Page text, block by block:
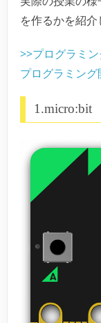
を作るかを紹介
>>プログラミ
プログラミング
1.micro:bit